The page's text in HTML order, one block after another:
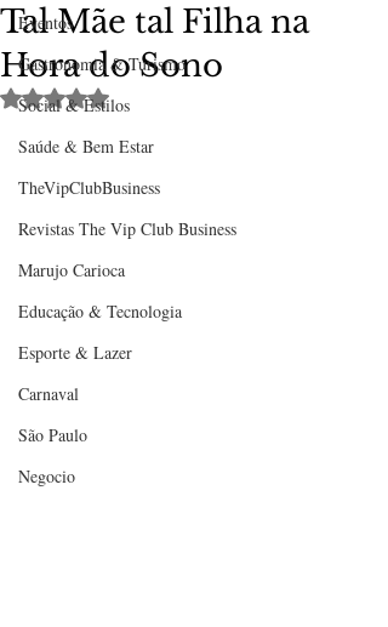
Eventos
Gastronomia & Turismo
Social & Estilos
Saúde & Bem Estar
TheVipClubBusiness
Revistas The Vip Club Business
Marujo Carioca
Educação & Tecnologia
Esporte & Lazer
Carnaval
São Paulo
Negocio
Tal Mãe tal Filha na
Hora do Sono
Avaliado com NaN de 5 estrelas.